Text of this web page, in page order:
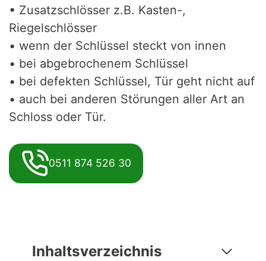
• Zusatzschlösser z.B. Kasten-,
Riegelschlösser
• wenn der Schlüssel steckt von innen
• bei abgebrochenem Schlüssel
• bei defekten Schlüssel, Tür geht nicht auf
• auch bei anderen Störungen aller Art an
Schloss oder Tür.
0511 874 526 30
Inhaltsverzeichnis